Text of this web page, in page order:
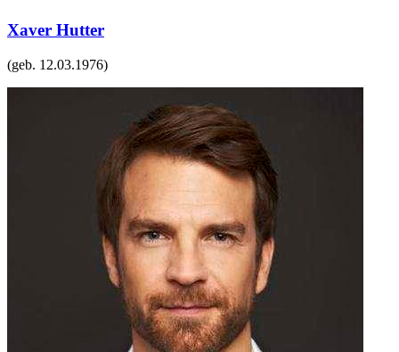
Xaver Hutter
(geb. 12.03.1976)